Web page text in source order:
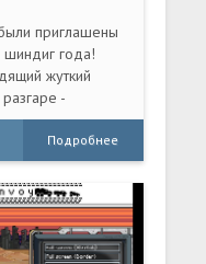
приглашены
шиндиг года!
жуткий
-
...
Подробнее